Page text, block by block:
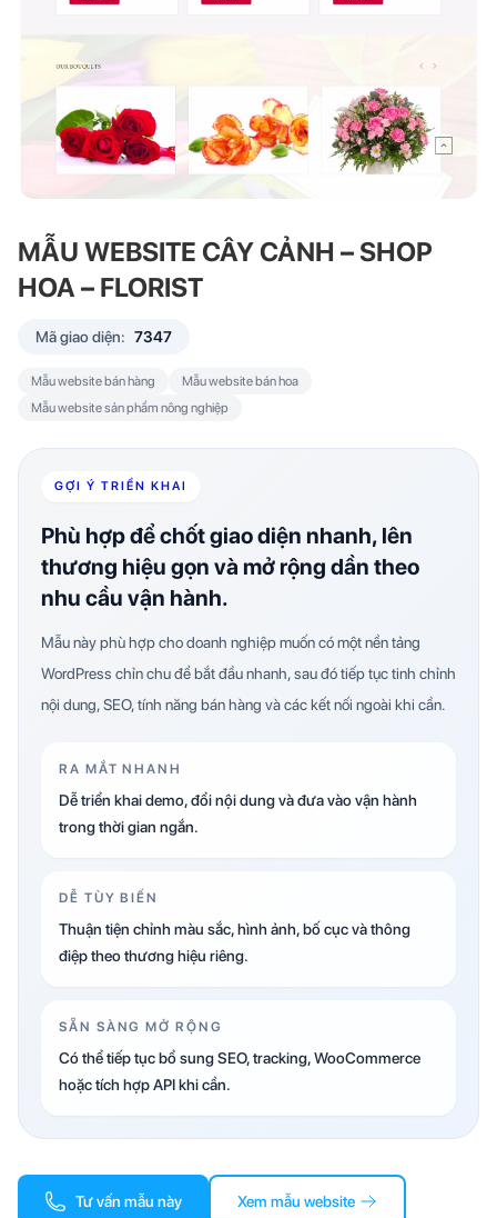
MẪU WEBSITE CÂY CẢNH – SHOP
HOA – FLORIST
Mã giao diện: 7347
Mẫu website bán hàng
Mẫu website bán hoa
Mẫu website sản phẩm nông nghiệp
GỢI Ý TRIỂN KHAI
Phù hợp để chốt giao diện nhanh, lên
thương hiệu gọn và mở rộng dần theo
nhu cầu vận hành.
Mẫu này phù hợp cho doanh nghiệp muốn có một nền tảng
WordPress chỉn chu để bắt đầu nhanh, sau đó tiếp tục tinh chỉnh
nội dung, SEO, tính năng bán hàng và các kết nối ngoài khi cần.
RA MẮT NHANH
Dễ triển khai demo, đổi nội dung và đưa vào vận hành
trong thời gian ngắn.
DỄ TÙY BIẾN
Thuận tiện chỉnh màu sắc, hình ảnh, bố cục và thông
điệp theo thương hiệu riêng.
SẴN SÀNG MỞ RỘNG
Có thể tiếp tục bổ sung SEO, tracking, WooCommerce
hoặc tích hợp API khi cần.
Tư vấn mẫu này Xem mẫu website